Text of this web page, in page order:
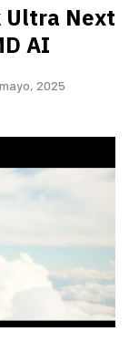
Ultra ​Next
AI
2025